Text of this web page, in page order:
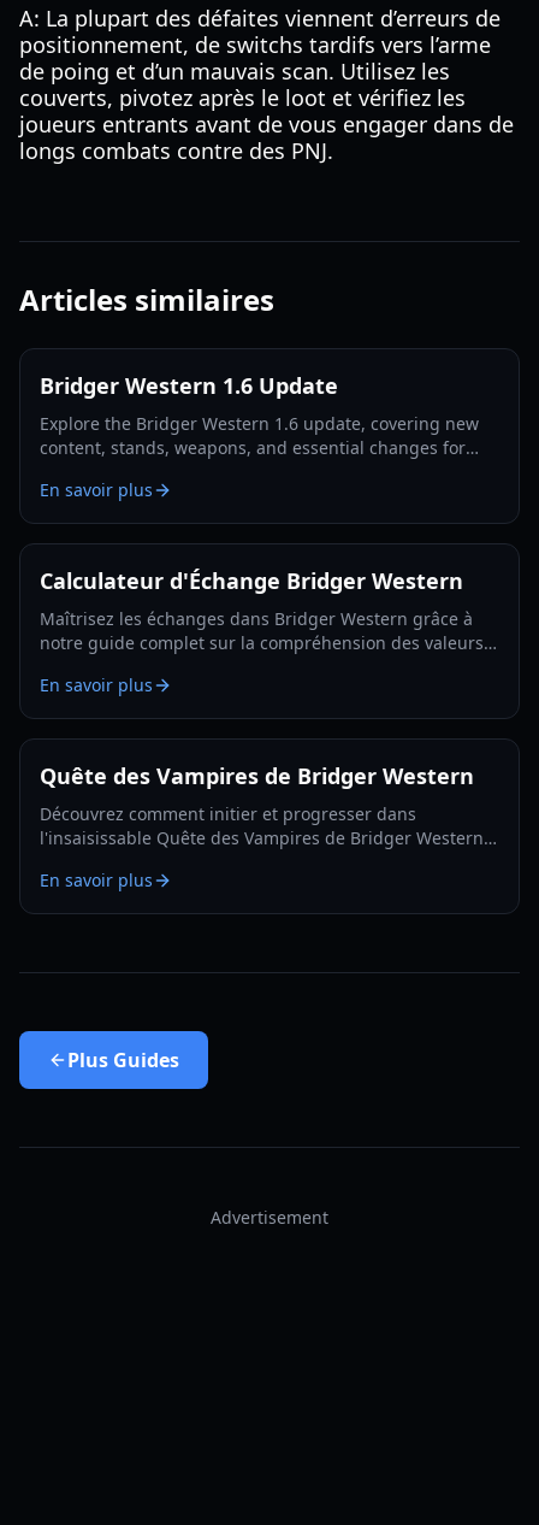
A: La plupart des défaites viennent d’erreurs de
positionnement, de switchs tardifs vers l’arme
de poing et d’un mauvais scan. Utilisez les
couverts, pivotez après le loot et vérifiez les
joueurs entrants avant de vous engager dans de
longs combats contre des PNJ.
Articles similaires
Bridger Western 1.6 Update
Explore the Bridger Western 1.6 update, covering new
content, stands, weapons, and essential changes for
En savoir plus
Calculateur d'Échange Bridger Western
Maîtrisez les échanges dans Bridger Western grâce à
notre guide complet sur la compréhension des valeurs
décisions éclairées.
En savoir plus
Quête des Vampires de Bridger Western
Découvrez comment initier et progresser dans
l'insaisissable Quête des Vampires de Bridger Western,
trouver des apparitions cachées.
En savoir plus
Plus Guides
Advertisement